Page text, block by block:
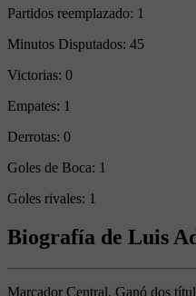
Partidos reemplazado: 1
Minutos Disputados: 45
Victorias: 0
Empates: 1
Derrotas: 0
Goles de Boca: 1
Goles rivales: 1
Biografía de Luis
Marcador Central. Ganó dos